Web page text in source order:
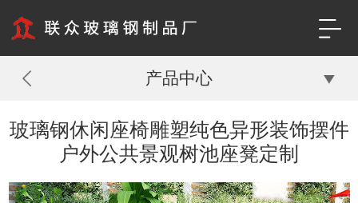
产品中心
玻璃钢休闲座椅雕塑纯色异形装饰摆件
户外公共景观树池座凳定制